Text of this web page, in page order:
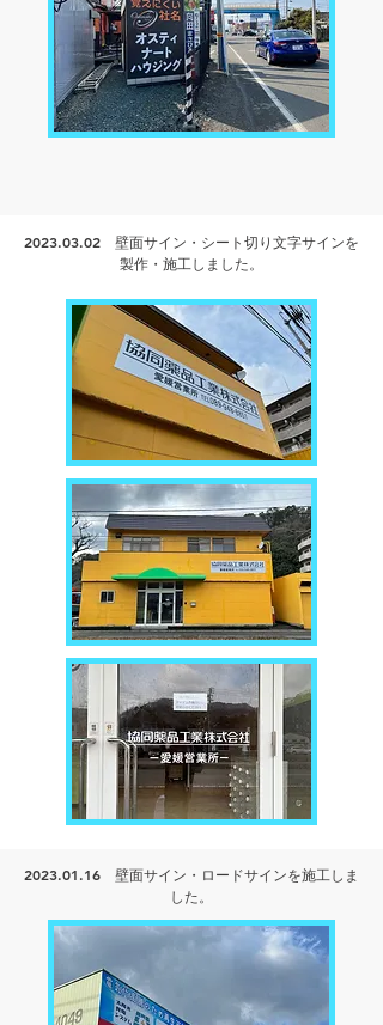
2023.03.02 壁面サイン・シート切り文字サインを
製作・ 施工しました。
2023.01.16 壁面サイン・ロードサインを施工しま
した。